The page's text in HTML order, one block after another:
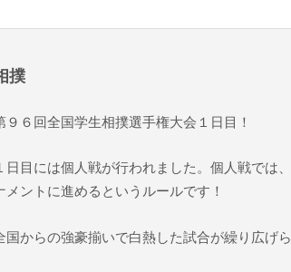
撲
９６回全国学生相撲選手権大会１日目！
日目には個人戦が行われました。個人戦では
メントに進めるというルールです！
国からの強豪揃いで白熱した試合が繰り広げ